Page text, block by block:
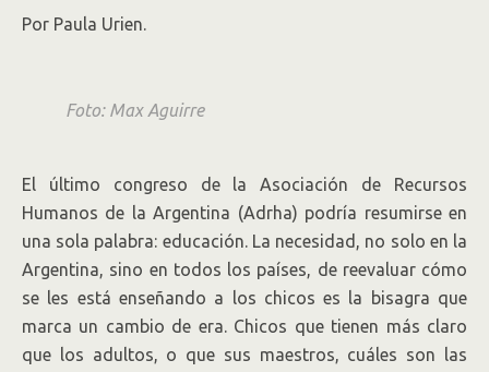
Por Paula Urien.
Foto: Max Aguirre
El último congreso de la Asociación de Recursos
Humanos de la Argentina (Adrha) podría resumirse en
una sola palabra: educación. La necesidad, no solo en la
Argentina, sino en todos los países, de reevaluar cómo
se les está enseñando a los chicos es la bisagra que
marca un cambio de era. Chicos que tienen más claro
que los adultos, o que sus maestros, cuáles son las